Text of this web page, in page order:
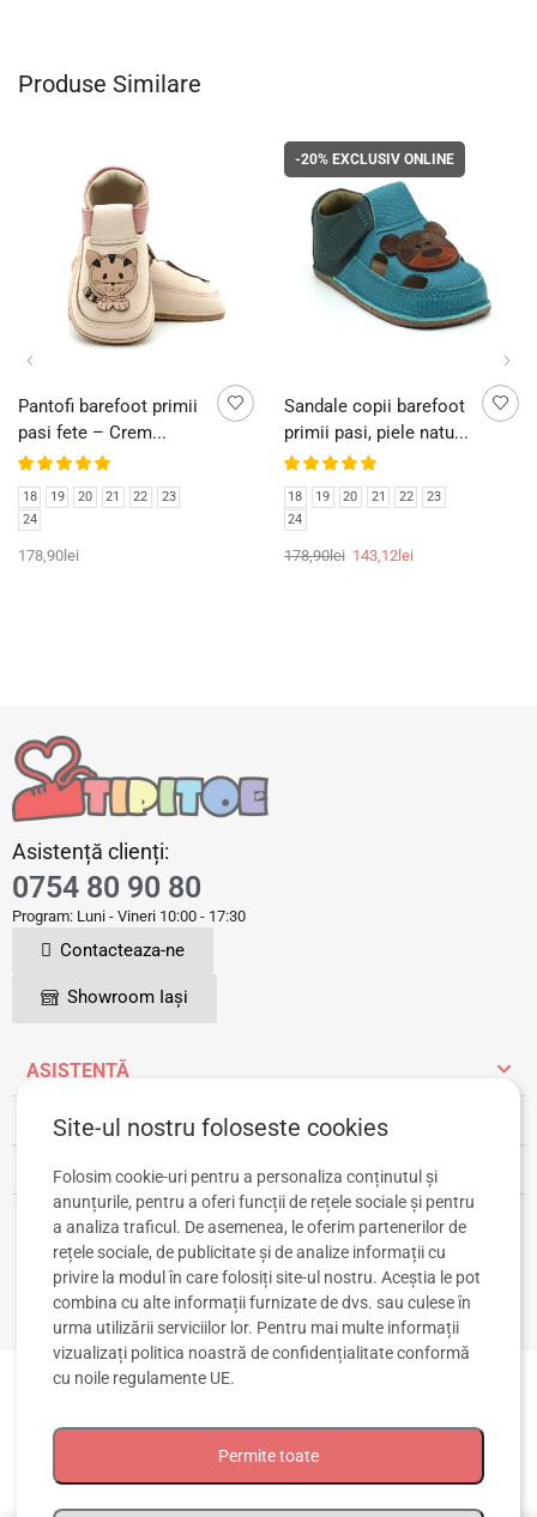
Produse Similare
Pantofi barefoot primii
pasi fete – Crem...
18 19 20 21 22
23
24
178,90 lei
-20%EXCLUSIV ONLINE
Sandale copii barefoot
primii pasi, piele natu...
18 19 20 21 22
23
24
178,90lei 143,12lei
Asistență clienți:
0754 80 90 80
Program: Luni - Vineri 10:00 - 17:30
Contacteaza-ne
Showroom Iași
ASISTENȚĂ
INFORMAȚII UTILE
CONT CLIENT
© 2020-2026 TIPITOE SRL. Toate drepturile rezervate. CIF: RO43319853, Reg.
Com. J2020002777225
Site-ul nostru foloseste cookies
Folosim cookie-uri pentru a personaliza conținutul și
anunțurile, pentru a oferi funcții de rețele sociale și pentru
a analiza traficul. De asemenea, le oferim partenerilor de
rețele sociale, de publicitate și de analize informații cu
privire la modul în care folosiți site-ul nostru. Aceștia le pot
combina cu alte informații furnizate de dvs. sau culese în
urma utilizării serviciilor lor. Pentru mai multe informații
vizualizați politica noastră de confidențialitateconformă
cu noile regulamente UE.
Permite toate